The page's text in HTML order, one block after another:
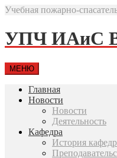
Учебная пожарно-
УПЧ ИАиС
МЕНЮ
Главная
Новости
Новости
Деятельность
Кафедра
История